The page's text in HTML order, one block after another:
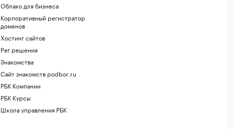
Облако для бизнеса
Корпоративный регистратор
доменов
Хостинг сайтов
Рег.решения
Знакомства
Сайт знакомств podbor.ru
РБК Компании
РБК Курсы
Школа управления РБК